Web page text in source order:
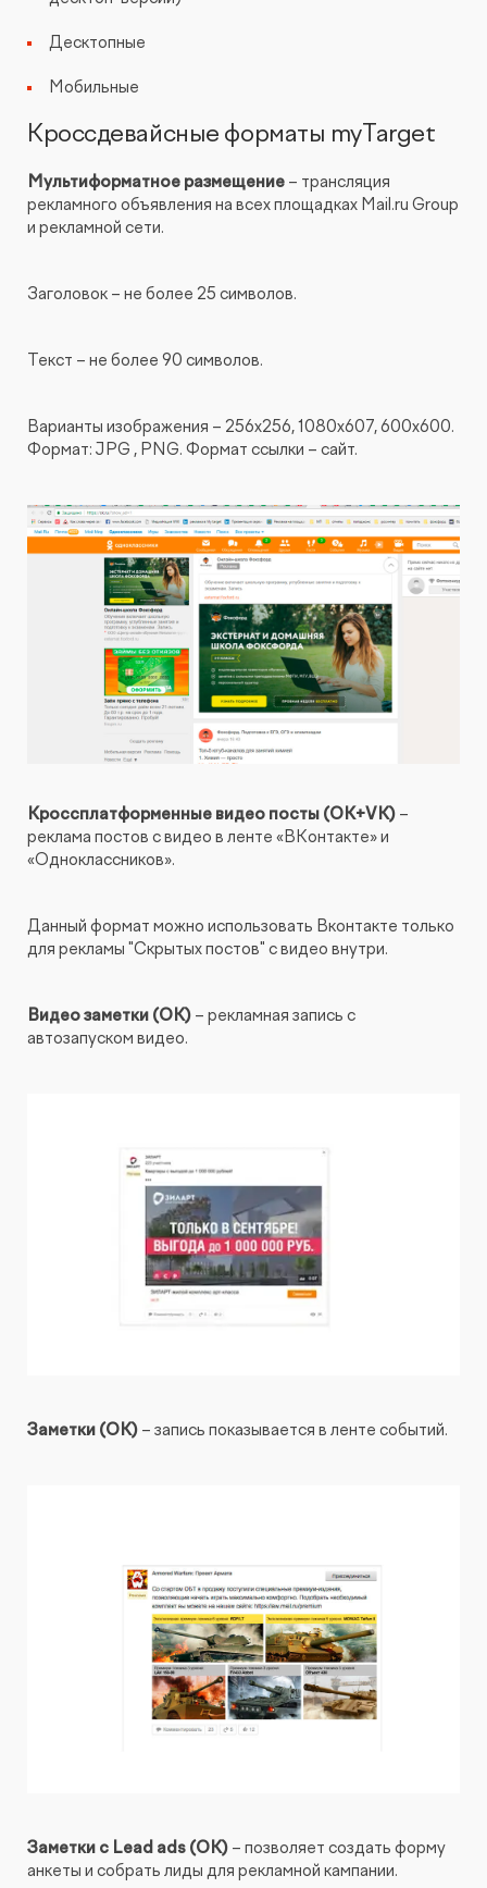
Десктопные
Мобильные
Кроссдевайсные форматы myTarget
Мультиформатное размещение – трансляция
рекламного объявления на всех площадках Mail.ru Group
и рекламной сети.
Заголовок – не более 25 символов.
Текст – не более 90 символов.
Варианты изображения – 256х256, 1080х607, 600x600.
Формат: JPG , PNG. Формат ссылки – сайт.
Кроссплатформенные видео посты (OK+VK) –
реклама постов с видео в ленте «ВКонтакте» и
«Одноклассников».
Данный формат можно использовать Вконтакте только
для рекламы "Скрытых постов" с видео внутри.
Видео заметки (OK) – рекламная запись с
автозапуском видео.
Заметки (OK) – запись показывается в ленте событий.
Заметки с Lead ads (OK) – позволяет создать форму
анкеты и собрать лиды для рекламной кампании.